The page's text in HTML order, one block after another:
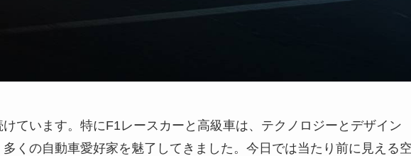
ています。特にF1レースカーと高級車は、テクノロジーとデザイン
くの自動車愛好家を魅了してきました。今日では当たり前に見える